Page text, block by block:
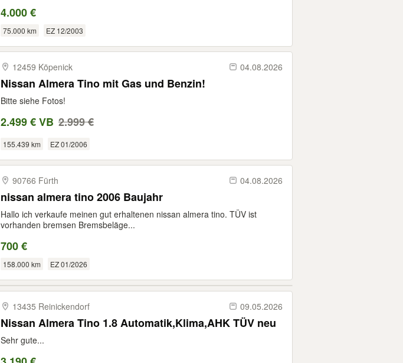
4.000 €
75.000 km EZ 12/2003
12459 Köpenick 04.08.2026
Nissan Almera Tino mit Gas und Benzin!
Bitte siehe Fotos!
2.499 € VB 2.999 €
155.439 km EZ 01/2006
90766 Fürth 04.08.2026
nissan almera tino 2006 Baujahr
Hallo ich verkaufe meinen gut erhaltenen nissan almera tino. TÜV ist
vorhanden bremsen Bremsbeläge...
700 €
158.000 km EZ 01/2026
13435 Reinickendorf 09.05.2026
Nissan Almera Tino 1.8 Automatik,Klima,AHK TÜV neu
Sehr gute...